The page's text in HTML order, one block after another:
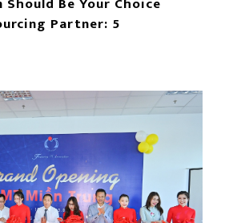
Partner: 5